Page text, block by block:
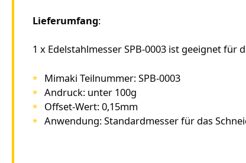
Lieferumfang:
1 x Edelstahlmesser SPB-0003 ist geeignet für
Mimaki Teilnummer: SPB-0003
Andruck: unter 100g
Offset-Wert: 0,15mm
Anwendung: Standardmesser für das